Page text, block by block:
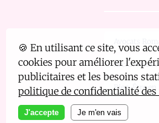
🍪 En utilisant ce site, vous
cookies pour améliorer
publicitaires et les besoins
politique de confidentialité des
J'accepte Je m'en vais
Architectes
Bien-Être en